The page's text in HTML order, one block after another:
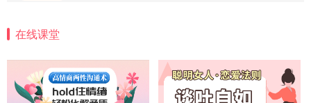
微信用户 巧?媚儿 通过此页面咨询，已获得专属情感
方案
上海-浦东 177****9074
56分钟前
在线课堂